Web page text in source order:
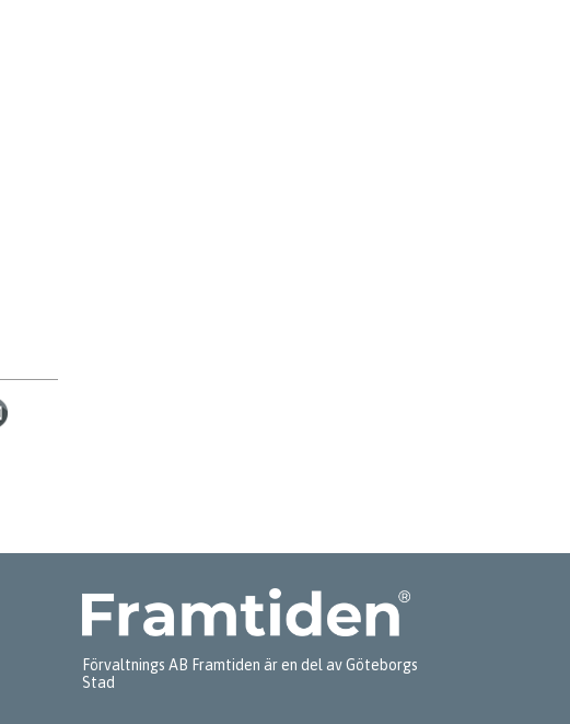
Förvaltnings AB Framtiden är en del av Göteborgs
Stad